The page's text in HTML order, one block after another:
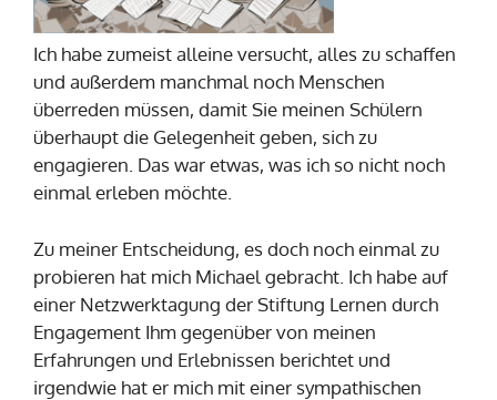
Ich habe zumeist alleine versucht, alles zu schaffen
und außerdem manchmal noch Menschen
überreden müssen, damit Sie meinen Schülern
überhaupt die Gelegenheit geben, sich zu
engagieren. Das war etwas, was ich so nicht noch
einmal erleben möchte.
Zu meiner Entscheidung, es doch noch einmal zu
probieren hat mich Michael gebracht. Ich habe auf
einer Netzwerktagung der Stiftung Lernen durch
Engagement Ihm gegenüber von meinen
Erfahrungen und Erlebnissen berichtet und
irgendwie hat er mich mit einer sympathischen